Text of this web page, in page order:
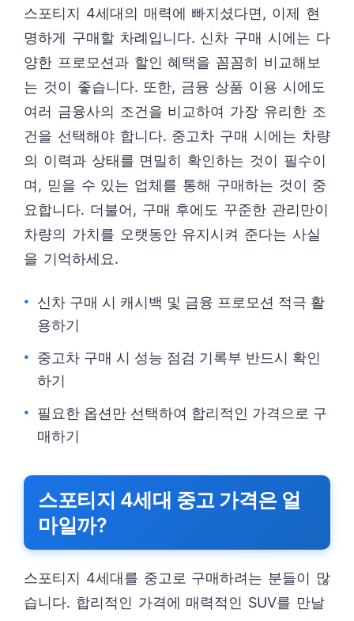
스포티지 4세대의 매력에 빠지셨다면, 이제 현
명하게 구매할 차례입니다. 신차 구매 시에는 다
양한 프로모션과 할인 혜택을 꼼꼼히 비교해보
는 것이 좋습니다. 또한, 금융 상품 이용 시에도
여러 금융사의 조건을 비교하여 가장 유리한 조
건을 선택해야 합니다. 중고차 구매 시에는 차량
의 이력과 상태를 면밀히 확인하는 것이 필수이
며, 믿을 수 있는 업체를 통해 구매하는 것이 중
요합니다. 더불어, 구매 후에도 꾸준한 관리만이
차량의 가치를 오랫동안 유지시켜 준다는 사실
을 기억하세요.
신차 구매 시 캐시백 및 금융 프로모션 적극 활
용하기
중고차 구매 시 성능 점검 기록부 반드시 확인
하기
필요한 옵션만 선택하여 합리적인 가격으로 구
매하기
스포티지 4세대 중고 가격은 얼
마일까?
스포티지 4세대를 중고로 구매하려는 분들이 많
습니다. 합리적인 가격에 매력적인 SUV를 만날